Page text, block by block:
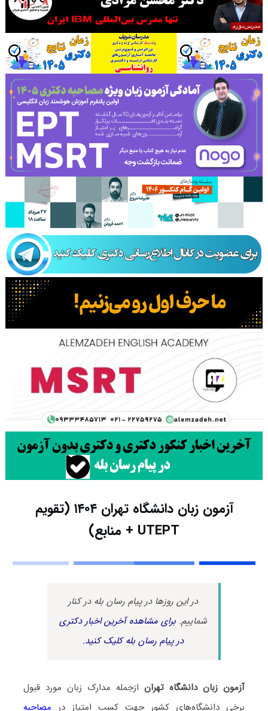
آزمون زبان دانشگاه تهران ۱۴۰۴ (تقویم
UTEPT + منابع)
در این روزها در پیام رسان بله در کنار
شماییم.برای مشاهده آخرین اخبار دکتری
در پیام رسان بله کلیک کنید.
آزمون زبان دانشگاه تهرانازجمله مدارک زبان مورد قبول
برخی دانشگاه‌های کشور جهت کسب امتیاز در مصاحبه